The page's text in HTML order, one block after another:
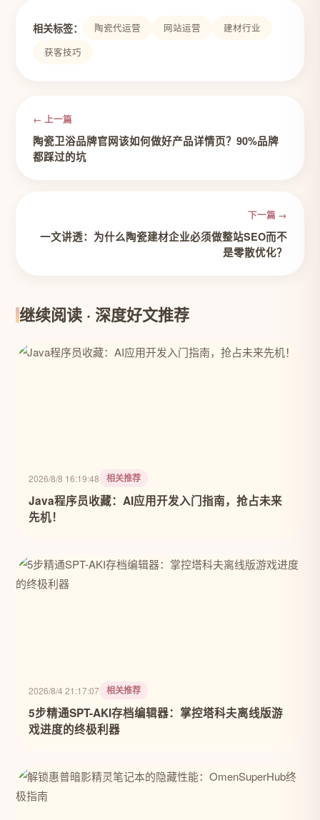
相关标签： 陶瓷代运营 网站运营
建材行业
获客技巧
← 上一篇
陶瓷卫浴品牌官网该如何做好产品详情页？90%品牌
都踩过的坑
下一篇 →
一文讲透：为什么陶瓷建材企业必须做整站SEO而不
是零散优化？
继续阅读 · 深度好文推荐
2026/8/8 16:19:48 相关推荐
Java程序员收藏：AI应用开发入门指南，抢占未来
先机！
2026/8/4 21:17:07 相关推荐
5步精通SPT-AKI存档编辑器：掌控塔科夫离线版游
戏进度的终极利器